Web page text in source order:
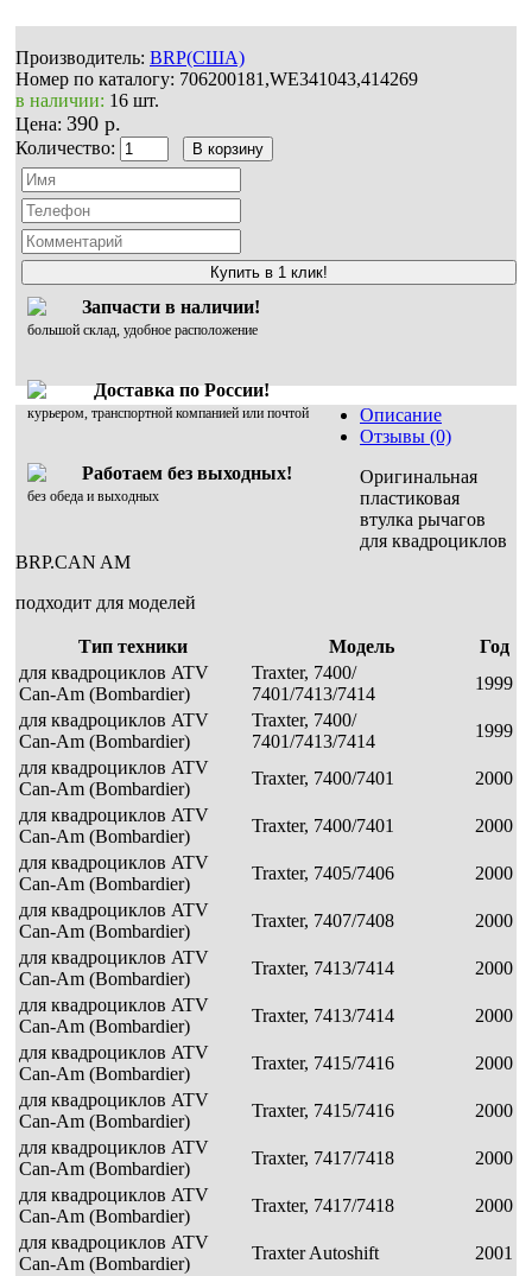
Производитель: BRP(США)
Номер по каталогу: 706200181,WE341043,414269
в наличии: 16 шт.
Цена: 390 р.
Количество:
Купить в 1 клик!
Запчасти в наличии!
большой склад, удобное расположение
Доставка по России!
курьером, транспортной компанией или почтой
Работаем без выходных!
без обеда и выходных
Описание
Отзывы (0)
Оригинальная
пластиковая
втулка рычагов
для квадроциклов
BRP.CAN AM
подходит для моделей
Тип техники Модель
Год
для квадроциклов ATV
Can-Am (Bombardier)
Traxter, 7400/
7401/7413/7414
1999
для квадроциклов ATV
Can-Am (Bombardier)
Traxter, 7400/
7401/7413/7414
1999
для квадроциклов ATV
Can-Am (Bombardier)
Traxter, 7400/7401
2000
для квадроциклов ATV
Can-Am (Bombardier)
Traxter, 7400/7401
2000
для квадроциклов ATV
Can-Am (Bombardier)
Traxter, 7405/7406
2000
для квадроциклов ATV
Can-Am (Bombardier)
Traxter, 7407/7408
2000
для квадроциклов ATV
Can-Am (Bombardier)
Traxter, 7413/7414
2000
для квадроциклов ATV
Can-Am (Bombardier)
Traxter, 7413/7414
2000
для квадроциклов ATV
Can-Am (Bombardier)
Traxter, 7415/7416
2000
для квадроциклов ATV
Can-Am (Bombardier)
Traxter, 7415/7416
2000
для квадроциклов ATV
Can-Am (Bombardier)
Traxter, 7417/7418
2000
для квадроциклов ATV
Can-Am (Bombardier)
Traxter, 7417/7418
2000
для квадроциклов ATV
Can-Am (Bombardier)
Traxter Autoshift
2001